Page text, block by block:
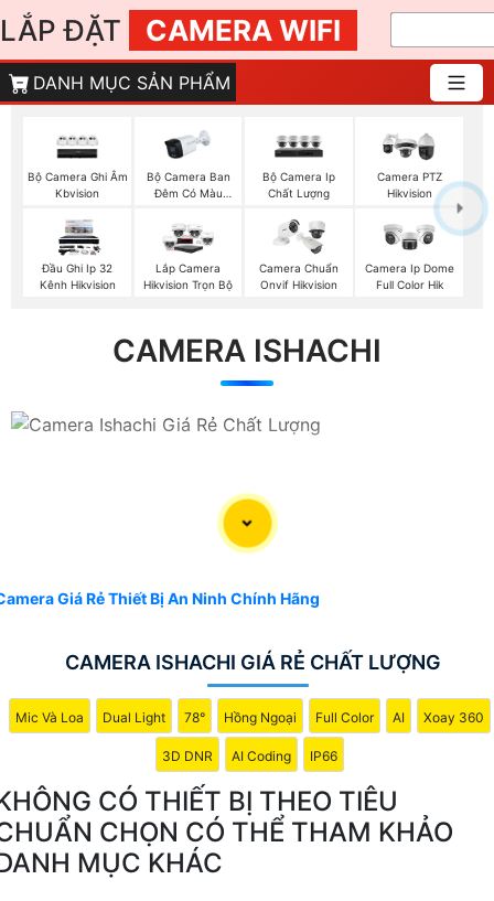
LẮP ĐẶT CAMERA WIFI
DANH MỤC SẢN PHẨM
Bộ Camera Ghi Âm
Kbvision
Bộ Camera Ban
Đêm Có Màu
Bộ Camera Ip
Chất Lượng
Camera PTZ
Hikvision
Đầu Ghi Ip 32
Kênh Hikvision
Lắp Camera
Hikvision Trọn Bộ
Camera Chuẩn
Onvif Hikvision
Camera Ip Dome
Full Color Hik
CAMERA ISHACHI
Giá Rẻ Thiết Bị An Ninh Chính Hãng
CAMERA ISHACHI GIÁ RẺ CHẤT LƯỢNG
Mic Và Loa Dual Light 78° Hồng Ngoại Full Color AI Xoay 360
3D DNR AI Coding IP66
CÓ THIẾT BỊ THEO TIÊU
CHỌN CÓ THỂ THAM KHẢO
MỤC KHÁC